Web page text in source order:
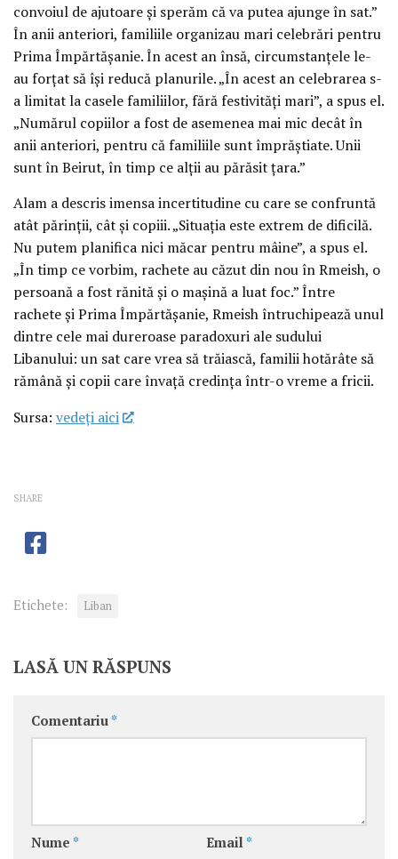
convoiul de ajutoare și sperăm că va putea ajunge în sat.”
În anii anteriori, familiile organizau mari celebrări pentru
Prima Împărtășanie. În acest an însă, circumstanțele le-
au forțat să își reducă planurile. „În acest an celebrarea s-
a limitat la casele familiilor, fără festivități mari”, a spus el.
„Numărul copiilor a fost de asemenea mai mic decât în
anii anteriori, pentru că familiile sunt împrăștiate. Unii
sunt în Beirut, în timp ce alții au părăsit țara.”
Alam a descris imensa incertitudine cu care se confruntă
atât părinții, cât și copiii. „Situația este extrem de dificilă.
Nu putem planifica nici măcar pentru mâine”, a spus el.
„În timp ce vorbim, rachete au căzut din nou în Rmeish, o
persoană a fost rănită și o mașină a luat foc.” Între
rachete și Prima Împărtășanie, Rmeish întruchipează unul
dintre cele mai dureroase paradoxuri ale sudului
Libanului: un sat care vrea să trăiască, familii hotărâte să
rămână și copii care învață credința într-o vreme a fricii.
Sursa: vedeţi aici
SHARE
Etichete: Liban
LASĂ UN RĂSPUNS
Comentariu *
Nume * Email *